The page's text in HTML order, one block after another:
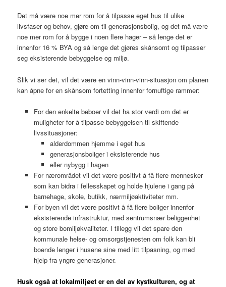
Det må være noe mer rom for å tilpasse eget hus til ulike
livsfaser og behov, gjøre om til generasjonsbolig, og det må være
noe mer rom for å bygge i noen flere hager – så lenge det er
innenfor 16 % BYA og så lenge det gjøres skånsomt og tilpasser
seg eksisterende bebyggelse og miljø.
Slik vi ser det, vil det være en vinn-vinn-vinn-situasjon om planen
kan åpne for en skånsom fortetting innenfor fornuftige rammer:
For den enkelte beboer vil det ha stor verdi om det er
muligheter for å tilpasse bebyggelsen til skiftende
livssituasjoner:
alderdommen hjemme i eget hus
generasjonsboliger i eksisterende hus
eller nybygg i hagen
For nærområdet vil det være positivt å få flere mennesker
som kan bidra i fellesskapet og holde hjulene i gang på
barnehage, skole, butikk, nærmiljøaktiviteter mm.
For byen vil det være positivt å få flere boliger innenfor
eksisterende infrastruktur, med sentrumsnær beliggenhet
og store bomiljøkvaliteter. I tillegg vil det spare den
kommunale helse- og omsorgstjenesten om folk kan bli
boende lenger i husene sine med litt tilpasning, og med
hjelp fra yngre generasjoner.
Husk også at lokalmiljøet er en del av kystkulturen, og at